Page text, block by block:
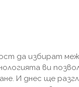
да избират
ви
И днес ще